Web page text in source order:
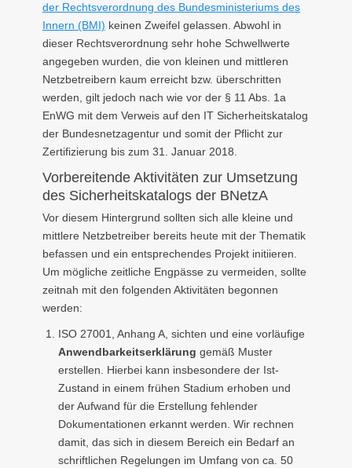
der Rechtsverordnung des Bundesministeriums des
Innern (BMI) keinen Zweifel gelassen. Abwohl in
dieser Rechtsverordnung sehr hohe Schwellwerte
angegeben wurden, die von kleinen und mittleren
Netzbetreibern kaum erreicht bzw. überschritten
werden, gilt jedoch nach wie vor der § 11 Abs. 1a
EnWG mit dem Verweis auf den IT Sicherheitskatalog
der Bundesnetzagentur und somit der Pflicht zur
Zertifizierung bis zum 31. Januar 2018.
Vorbereitende Aktivitäten zur Umsetzung
des Sicherheitskatalogs der BNetzA
Vor diesem Hintergrund sollten sich alle kleine und
mittlere Netzbetreiber bereits heute mit der Thematik
befassen und ein entsprechendes Projekt initiieren.
Um mögliche zeitliche Engpässe zu vermeiden, sollte
zeitnah mit den folgenden Aktivitäten begonnen
werden:
ISO 27001, Anhang A, sichten und eine vorläufige
Anwendbarkeitserklärung gemäß Muster
erstellen. Hierbei kann insbesondere der Ist-
Zustand in einem frühen Stadium erhoben und
der Aufwand für die Erstellung fehlender
Dokumentationen erkannt werden. Wir rechnen
damit, das sich in diesem Bereich ein Bedarf an
schriftlichen Regelungen im Umfang von ca. 50